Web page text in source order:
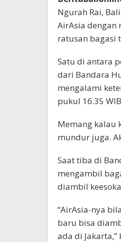
Ngurah Rai,
AirAsia dengan
ratusan bagasi
Satu di antara
dari Bandara
mengalami
pukul 16.35
Memang kalau
mundur juga.
Saat tiba di
mengambil
diambil
“AirAsia-nya
baru bisa
ada di Jakarta,”